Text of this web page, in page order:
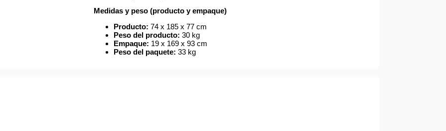
Medidas y peso (producto y empaque)
Producto: 74 x 185 x 77 cm
Peso del producto: 30 kg
Empaque: 19 x 169 x 93 cm
Peso del paquete: 33 kg